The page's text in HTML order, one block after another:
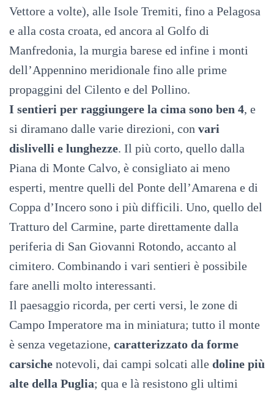
Vettore a volte), alle Isole Tremiti, fino a Pelagosa
e alla costa croata, ed ancora al Golfo di
Manfredonia, la murgia barese ed infine i monti
dell’Appennino meridionale fino alle prime
propaggini del Cilento e del Pollino.
I sentieri per raggiungere la cima sono ben 4, e
si diramano dalle varie direzioni, con vari
dislivelli e lunghezze. Il più corto, quello dalla
Piana di Monte Calvo, è consigliato ai meno
esperti, mentre quelli del Ponte dell’Amarena e di
Coppa d’Incero sono i più difficili. Uno, quello del
Tratturo del Carmine, parte direttamente dalla
periferia di San Giovanni Rotondo, accanto al
cimitero. Combinando i vari sentieri è possibile
fare anelli molto interessanti.
Il paesaggio ricorda, per certi versi, le zone di
Campo Imperatore ma in miniatura; tutto il monte
è senza vegetazione, caratterizzato da forme
carsiche notevoli, dai campi solcati alle doline più
alte della Puglia; qua e là resistono gli ultimi